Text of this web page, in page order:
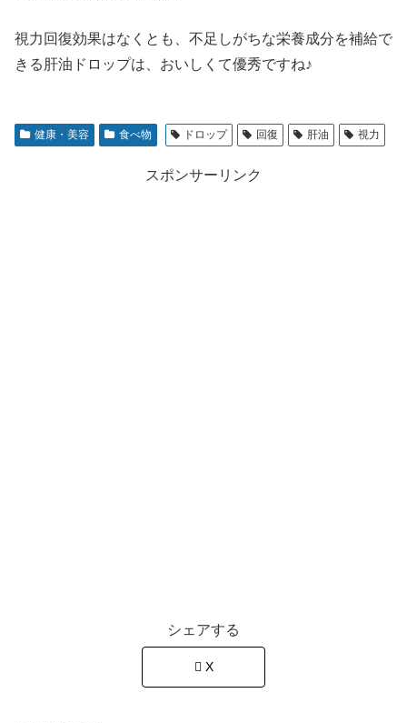
視力回復効果はなくとも、不足しがちな栄養成分を補給で
きる肝油ドロップは、おいしくて優秀ですね♪
健康・美容 食べ物 ドロップ 回復 肝油 視力
スポンサーリンク
シェアする
X